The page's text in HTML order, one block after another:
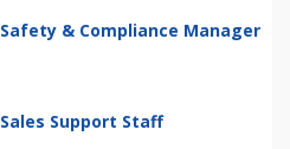
Safety & Compliance Manager
Sales Support Staff